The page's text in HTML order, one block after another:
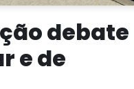
debate
e de